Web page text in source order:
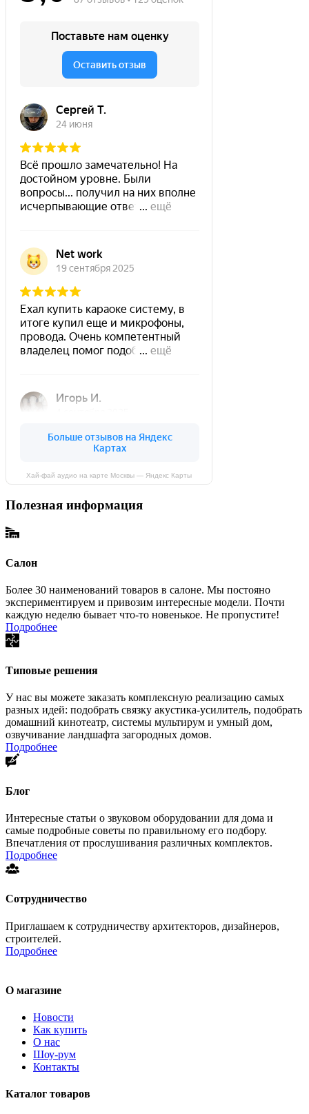
Хай-фай аудио на карте Москвы — Яндекс Карты
Полезная информация
Салон
Более 30 наименований товаров в салоне. Мы постояно
экспериментируем и привозим интересные модели. Почти
каждую неделю бывает что-то новенькое. Не пропустите!
Подробнее
Типовые решения
У нас вы можете заказать комплексную реализацию самых
разных идей: подобрать связку акустика-усилитель, подобрать
домашний кинотеатр, системы мультирум и умный дом,
озвучивание ландшафта загородных домов.
Подробнее
Блог
Интересные статьи о звуковом оборудовании для дома и
самые подробные советы по правильному его подбору.
Впечатления от прослушивания различных комплектов.
Подробнее
Сотрудничество
Приглашаем к сотрудничеству архитекторов, дизайнеров,
строителей.
Подробнее
О магазине
Новости
Как купить
О нас
Шоу-рум
Контакты
Каталог товаров